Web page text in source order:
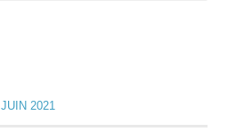
JUIN 2021